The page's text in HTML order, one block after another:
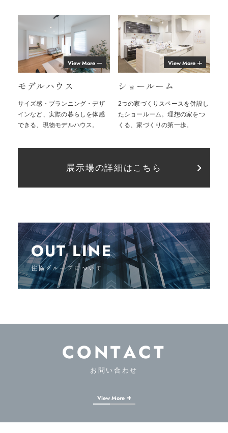
View More
モデルハウス
サイズ感・プランニング・デザ
インなど、実際の暮らしを体感
できる、現物モデルハウス。
View More
ショールーム
2つの家づくりスペースを併設し
たショールーム。理想の家をつ
くる、家づくりの第一歩。
展示場の詳細はこちら
OUT LINE
住協グループについて
CONTACT
お問い合わせ
View More